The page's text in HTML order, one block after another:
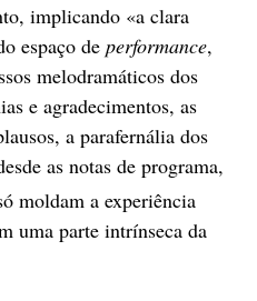
implicando «a clara
espaço de performance,
melodramáticos dos
e agradecimentos, as
a parafernália dos
as notas de programa,
moldam a experiência
uma parte intrínseca da